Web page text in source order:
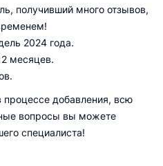
получивший много отзывов,
2024 года.
месяцев.
добавления, всю
вопросы вы можете
специалиста!